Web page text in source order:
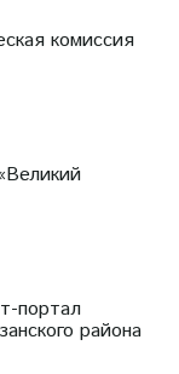
комиссия
портал
района